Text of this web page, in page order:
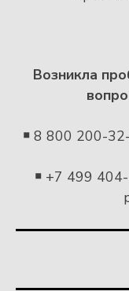
Возникла
￭8 800 200-
￭ +7 499